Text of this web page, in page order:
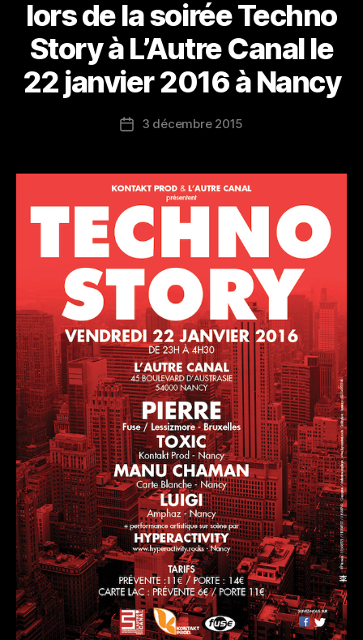
lors de la soirée Techno
Story à L’Autre Canal le
22 janvier 2016 à Nancy
Date3 décembre 2015